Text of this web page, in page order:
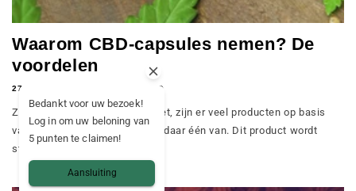
Waarom CBD-capsules nemen? De
voordelen
27 MEI 2024 IDAN MELICIO
Zoals je waarschijnlijk wel weet, zijn er veel producten op basis
van CBD. CBD-capsules zijn er daar één van. Dit product wordt
steeds populairder en...
Bedankt voor uw bezoek!
Log in om uw beloning van
5 punten te claimen!
Aansluiting